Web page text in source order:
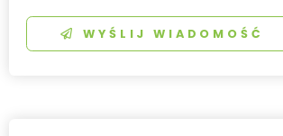
WYŚLIJ WIADOMOŚĆ